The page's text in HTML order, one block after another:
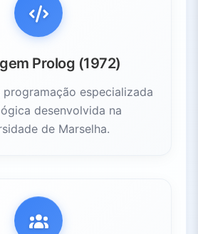
Prolog (1972)
programação especializada
desenvolvida na
de Marselha.